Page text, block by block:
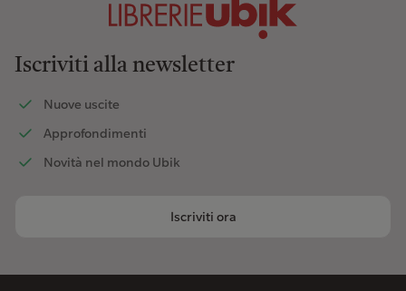
Iscriviti alla newsletter
Nuove uscite
Approfondimenti
Novità nel mondo Ubik
Iscriviti ora